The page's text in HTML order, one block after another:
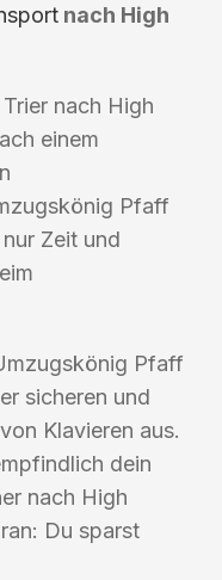
nach High
nach High
einem
Pfaff
Zeit und
Pfaff
sicheren und
Klavieren aus.
dein
nach High
Du sparst